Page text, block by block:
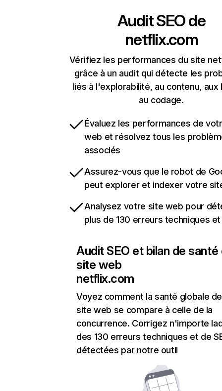
Audit SEO de
netflix.com
Vérifiez les performances du site
grâce à un audit qui détecte les
liés à l'explorabilité, au contenu, aux
au codage.
Évaluez les performances de
web et résolvez tous les
associés
Assurez-vous que le robot de
peut explorer et indexer votre
Analysez votre site web pour
plus de 130 erreurs techniques et
Audit SEO et bilan de santé
site web
netflix.com
Voyez comment la santé globale
site web se compare à celle de la
concurrence. Corrigez n'importe
des 130 erreurs techniques et de
détectées par notre outil